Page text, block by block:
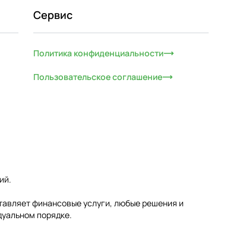
Сервис
Политика конфиденциальности
Пользовательское соглашение
финансовые услуги, любые решения и
порядке.